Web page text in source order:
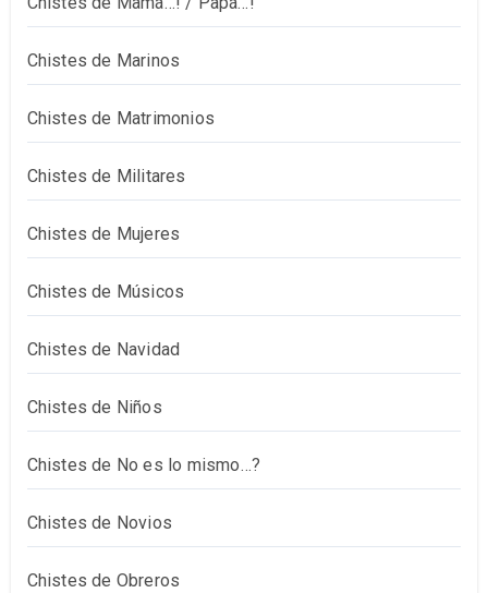
Chistes de Marinos
Chistes de Matrimonios
Chistes de Militares
Chistes de Mujeres
Chistes de Músicos
Chistes de Navidad
Chistes de Niños
Chistes de No es lo mismo…?
Chistes de Novios
Chistes de Obreros